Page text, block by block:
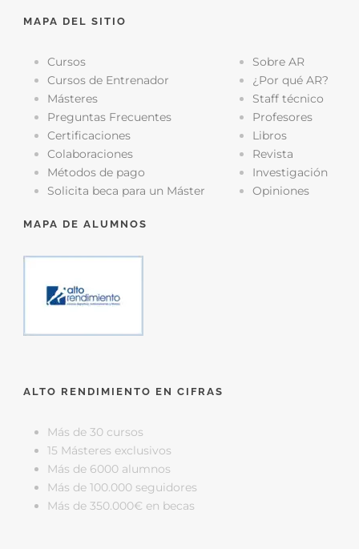
MAPA DEL SITIO
Cursos
Cursos de Entrenador
Másteres
Preguntas Frecuentes
Certificaciones
Colaboraciones
Métodos de pago
Solicita beca para un Máster
Sobre AR
¿Por qué AR?
Staff técnico
Profesores
Libros
Revista
Investigación
Opiniones
MAPA DE ALUMNOS
ALTO RENDIMIENTO EN CIFRAS
Más de 30 cursos
15 Másteres exclusivos
Más de 6000 alumnos
Más de 100.000 seguidores
Más de 350.000€ en becas